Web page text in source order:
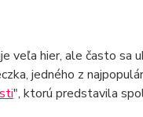
hier, ale často sa
jedného z
", ktorú predstavila